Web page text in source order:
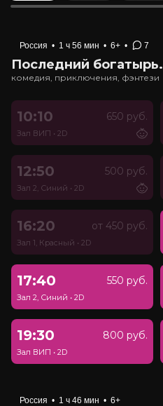
Россия • 1 ч 56 мин • 6+ • 7
Последний
комедия, приключения, фэнтези
10:10 650 руб.
Зал ВИП • 2D
12:50 500 руб.
Зал 2, Синий • 2D
16:20 от 450 руб.
Зал 1, Красный • 2D
17:40 550 руб.
Зал 2, Синий • 2D
19:30 800 руб.
Зал ВИП • 2D
Россия • 1 ч 46 мин • 6+